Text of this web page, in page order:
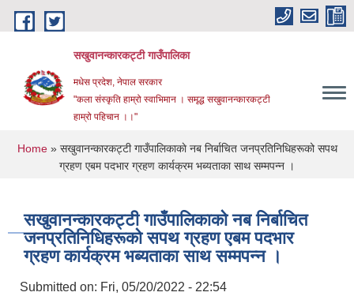
Skip to main content
सखुवानन्कारकट्टी गाउँपालिका
मधेस प्रदेश, नेपाल सरकार
"कला संस्कृति हाम्रो स्वाभिमान । समृद्ध सखुवानन्कारकट्टी
हाम्रो पहिचान ।।"
You are here
Home» सखुवानन्कारकट्टी गाउँपालिकाकाे नब निर्बाचित जनप्रतिनिधिहरूको सपथ
ग्रहण एबम पदभार ग्रहण कार्यक्रम भब्यताका साथ सम्मपन्न ।
सखुवानन्कारकट्टी गाउँपालिकाकाे नब निर्बाचित
जनप्रतिनिधिहरूको सपथ ग्रहण एबम पदभार
ग्रहण कार्यक्रम भब्यताका साथ सम्मपन्न ।
Submitted on: Fri, 05/20/2022 - 22:54